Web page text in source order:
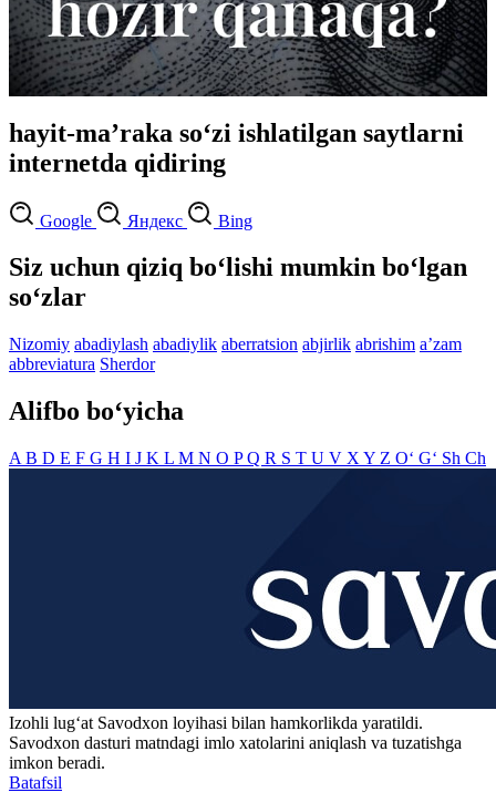
hayit-maʼraka so‘zi ishlatilgan saytlarni
internetda qidiring
Google Яндекс Bing
Siz uchun qiziq bo‘lishi mumkin bo‘lgan
so‘zlar
Nizomiy abadiylash abadiylik aberratsion abjirlik abrishim aʼzam
abbreviatura Sherdor
Alifbo bo‘yicha
A B D E F G H I J K L M N O PQ R S T U V X Y Z O‘ G‘ Sh Ch
Izohli lugʻat Savodxon loyihasi bilan hamkorlikda yaratildi.
Savodxon dasturi matndagi imlo xatolarini aniqlash va tuzatishga
imkon beradi.
Batafsil